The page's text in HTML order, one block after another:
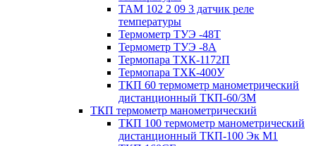
ТАМ 102 2 09 3 датчик реле
температуры
Термометр ТУЭ -48Т
Термометр ТУЭ -8А
Термопара ТХК-1172П
Термопара ТХК-400У
ТКП 60 термометр манометрический
дистанционный ТКП-60/3М
ТКП термометр манометрический
ТКП 100 термометр манометрический
дистанционный ТКП-100 Эк М1